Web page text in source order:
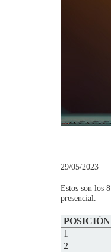
29/05/2023
Estos son los
presencial.
POSICIÓN
1
2